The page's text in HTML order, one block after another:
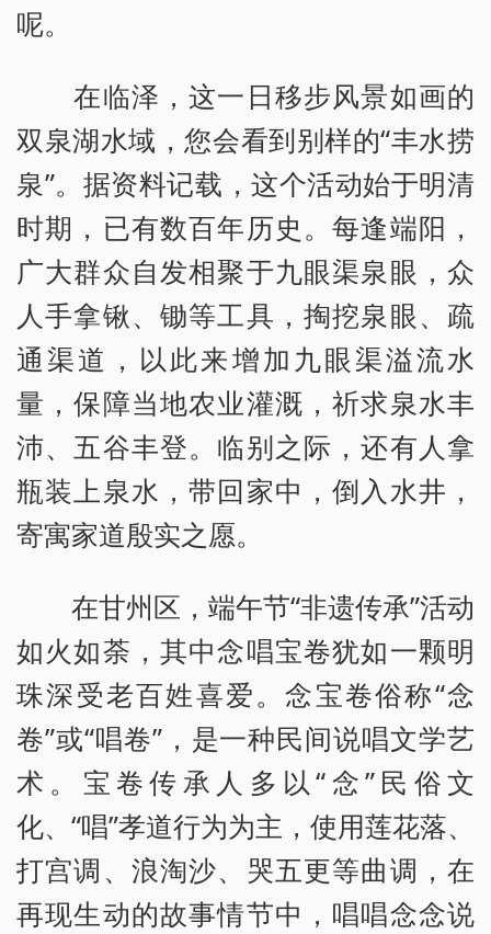
呢。
在临泽，这一日移步风景如画的
双泉湖水域，您会看到别样的“丰水捞
泉”。据资料记载，这个活动始于明清
时期，已有数百年历史。每逢端阳，
广大群众自发相聚于九眼渠泉眼，众
人手拿锹、锄等工具，掏挖泉眼、疏
通渠道，以此来增加九眼渠溢流水
量，保障当地农业灌溉，祈求泉水丰
沛、五谷丰登。临别之际，还有人拿
瓶装上泉水，带回家中，倒入水井，
寄寓家道殷实之愿。
在甘州区，端午节“非遗传承”活动
如火如荼，其中念唱宝卷犹如一颗明
珠深受老百姓喜爱。念宝卷俗称“念
卷”或“唱卷”，是一种民间说唱文学艺
术。宝卷传承人多以“念”民俗文
化、“唱”孝道行为为主，使用莲花落、
打宫调、浪淘沙、哭五更等曲调，在
再现生动的故事情节中，唱唱念念说